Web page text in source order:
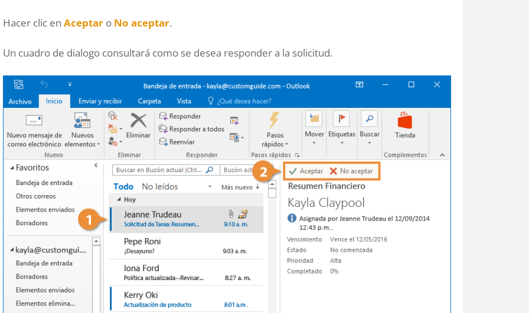
Hacer clic en Aceptar o No aceptar.
Un cuadro de dialogo consultará como se desea responder a la solicitud.